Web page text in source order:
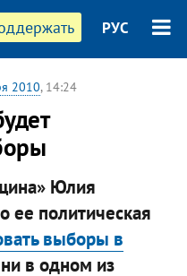
РУС
2010, 14:24
Юлия
ее политическая
выборы в
в одном из